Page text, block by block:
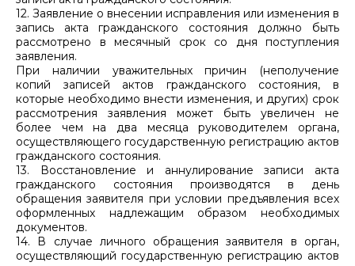
12. Заявление о внесении исправления или изменения в
запись акта гражданского состояния должно быть
рассмотрено в месячный срок со дня поступления
заявления.
При наличии уважительных причин (неполучение
копий записей актов гражданского состояния, в
которые необходимо внести изменения, и других) срок
рассмотрения заявления может быть увеличен не
более чем на два месяца руководителем органа,
осуществляющего государственную регистрацию актов
гражданского состояния.
13. Восстановление и аннулирование записи акта
гражданского состояния производятся в день
обращения заявителя при условии предъявления всех
оформленных надлежащим образом необходимых
документов.
14. В случае личного обращения заявителя в орган,
осуществляющий государственную регистрацию актов